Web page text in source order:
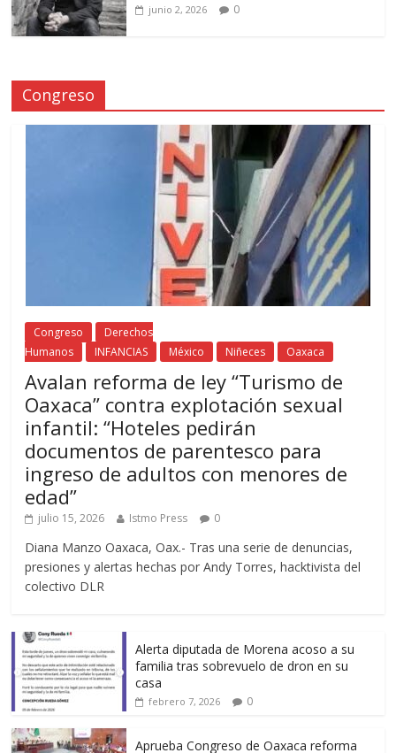
junio 2, 2026 0
Congreso
Congreso
Derechos
Humanos
INFANCIAS México Niñeces Oaxaca
Avalan reforma de ley “Turismo de
Oaxaca” contra explotación sexual
infantil: “Hoteles pedirán
documentos de parentesco para
ingreso de adultos con menores de
edad”
julio 15, 2026 Istmo Press 0
Diana Manzo Oaxaca, Oax.- Tras una serie de denuncias,
presiones y alertas hechas por Andy Torres, hacktivista del
colectivo DLR
Alerta diputada de Morena acoso a su
familia tras sobrevuelo de dron en su
casa
febrero 7, 2026 0
Aprueba Congreso de Oaxaca reforma